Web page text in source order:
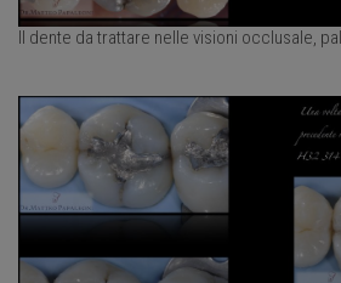
Il dente da trattare nelle visioni occlusale,